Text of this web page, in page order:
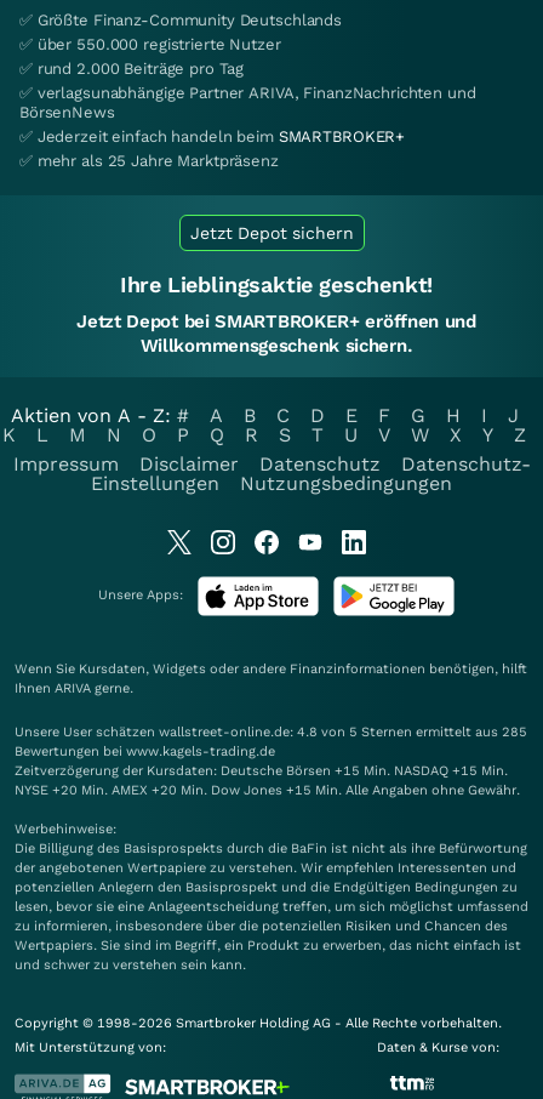
✅ Größte Finanz-Community Deutschlands
✅ über 550.000 registrierte Nutzer
✅ rund 2.000 Beiträge pro Tag
✅ verlagsunabhängige Partner ARIVA, FinanzNachrichten und
BörsenNews
✅ Jederzeit einfach handeln beim SMARTBROKER+
✅ mehr als 25 Jahre Marktpräsenz
Jetzt Depot sichern
Ihre Lieblingsaktie geschenkt!
Jetzt Depot bei SMARTBROKER+ eröffnen und
Willkommensgeschenk sichern.
Aktien von A - Z: # A B C D E F G H I
J
K
L M N O P Q R S T U V W X Y
Z
Impressum
Disclaimer Datenschutz
Datenschutz-
Einstellungen
Nutzungsbedingungen
Unsere Apps:
Wenn Sie Kursdaten, Widgets oder andere Finanzinformationen benötigen, hilft
Ihnen ARIVA gerne.
Unsere User schätzen wallstreet-online.de: 4.8 von 5 Sternen ermittelt aus 285
Bewertungen bei www.kagels-trading.de
Zeitverzögerung der Kursdaten: Deutsche Börsen +15 Min. NASDAQ +15 Min.
NYSE +20 Min. AMEX +20 Min. Dow Jones +15 Min. Alle Angaben ohne Gewähr.
Werbehinweise:
Die Billigung des Basisprospekts durch die BaFin ist nicht als ihre Befürwortung
der angebotenen Wertpapiere zu verstehen. Wir empfehlen Interessenten und
potenziellen Anlegern den Basisprospekt und die Endgültigen Bedingungen zu
lesen, bevor sie eine Anlageentscheidung treffen, um sich möglichst umfassend
zu informieren, insbesondere über die potenziellen Risiken und Chancen des
Wertpapiers. Sie sind im Begriff, ein Produkt zu erwerben, das nicht einfach ist
und schwer zu verstehen sein kann.
Copyright © 1998-2026 Smartbroker Holding AG - Alle Rechte vorbehalten.
Mit Unterstützung von:
Daten & Kurse von: